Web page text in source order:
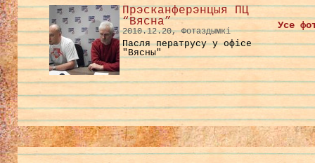
Прэсканферэнцыя ПЦ
“Вясна”
2010.12.20, Фотаздымкі
Пасля ператрусу у офісе
"Вясны"
Усе